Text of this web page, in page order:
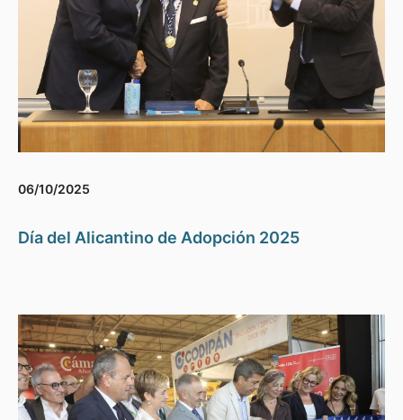
06/10/2025
Día del Alicantino de Adopción 2025